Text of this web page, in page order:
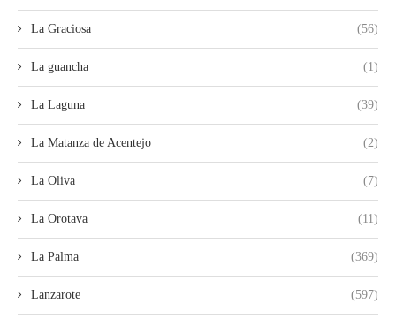
La Graciosa (56)
La guancha (1)
La Laguna (39)
La Matanza de Acentejo (2)
La Oliva (7)
La Orotava (11)
La Palma (369)
Lanzarote (597)